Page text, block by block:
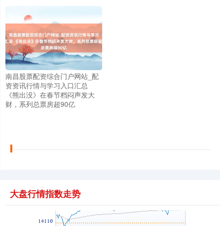
南昌股票配资综合门户网站_配
资资讯行情与学习入口汇总
《熊出没》在春节档闷声发大
财，系列总票房超90亿
大盘行情指数走势
上证综指 3940.04